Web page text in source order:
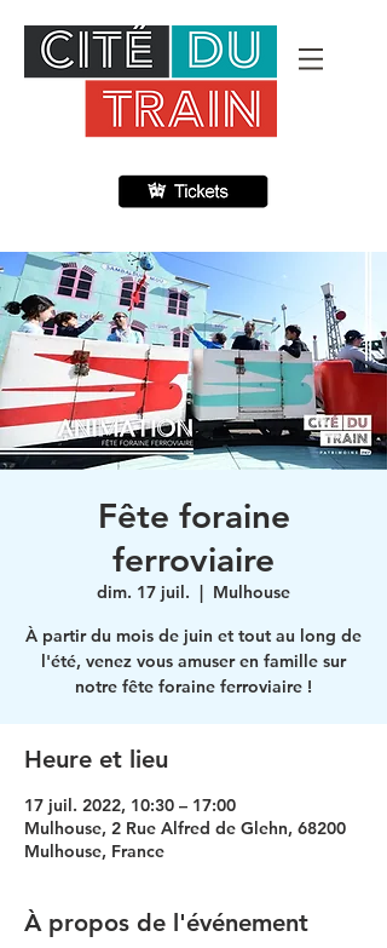
Fête foraine
ferroviaire
dim. 17 juil.
  |
Mulhouse
À partir du mois de juin et tout au long de
l'été, venez vous amuser en famille sur
notre fête foraine ferroviaire !
Heure et lieu
17 juil. 2022, 10:30 – 17:00
Mulhouse, 2 Rue Alfred de Glehn, 68200
Mulhouse, France
À propos de l'événement